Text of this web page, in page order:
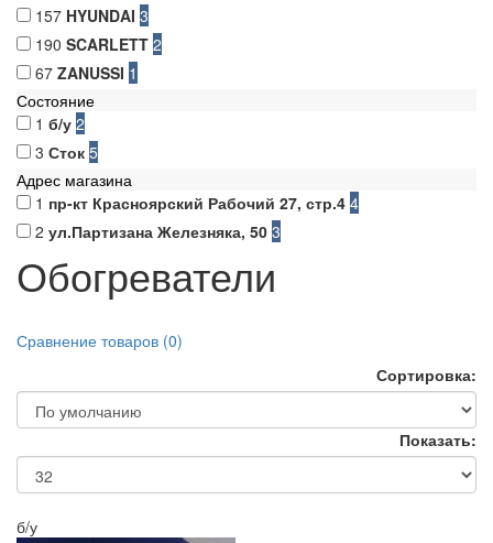
157 HYUNDAI 3
190 SCARLETT 2
67 ZANUSSI 1
Состояние
1 б/у 2
3 Сток 5
Адрес магазина
1 пр-кт Красноярский Рабочий 27, стр.4 4
2 ул.Партизана Железняка, 50 3
Обогреватели
Сравнение товаров (0)
Сортировка:
Показать:
б/у